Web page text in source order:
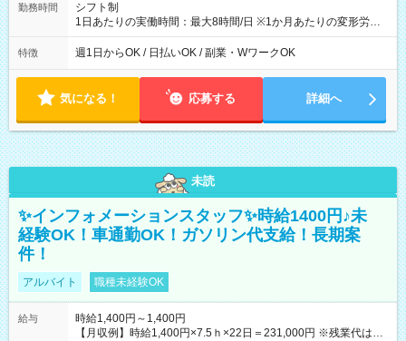
勤務時間
シフト制
1日あたりの実働時間：最大8時間/日 ※1か月あたりの変形労働
制（週平均40時間以内） 夜勤：17:00-翌09:00（休憩2時間）
特徴 週1日からOK / 日払いOK / 副業・WワークOK
気になる！ 応募する 詳細へ
未読
✨インフォメーションスタッフ✨時給1400円♪未
経験OK！車通勤OK！ガソリン代支給！長期案
件！
アルバイト 職種未経験OK
給与
時給1,400円～1,400円
【月収例】時給1,400円×7.5ｈ×22日＝231,000円 ※残業代は別